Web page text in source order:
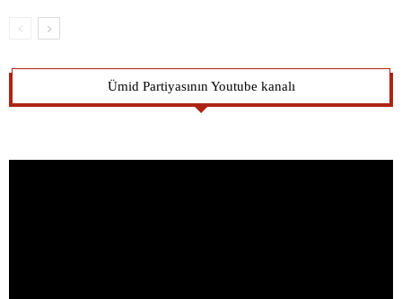
Ümid Partiyasının Youtube kanalı